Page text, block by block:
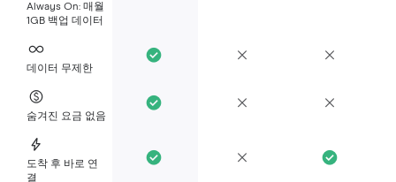
Always On: 매월
1GB 백업 데이터
데이터 무제한
숨겨진 요금 없음
도착 후 바로 연
결